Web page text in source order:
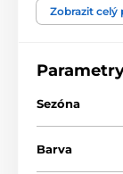
Rozměr:
Složení: 100%
Zobrazit celý
Sezóna
Barva